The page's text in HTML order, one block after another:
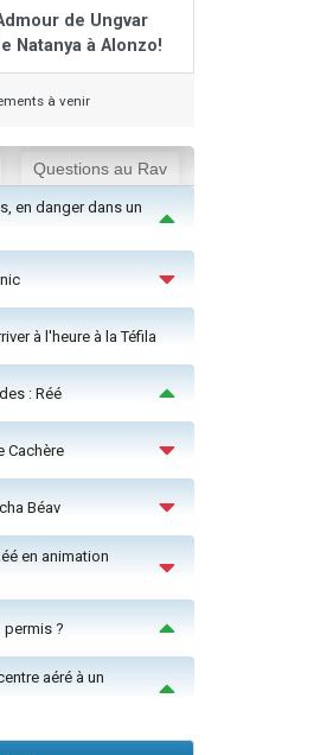
de Ungvar
Natanya à Alonzo!
à venir
Questions au Rav
en danger dans un
à l'heure à la Téfila
: Réé
Cachère
Béav
en animation
permis ?
aéré à un